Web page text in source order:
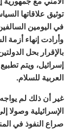
توثيق علاقاتها
في اليومين
وأرادت إنهاء
بالإقرار بحل
إسرائيل، ويتم
العربية للسلام.
غير أن ذلك لم
الإسرائيلية وصولا
صراع النفوذ في